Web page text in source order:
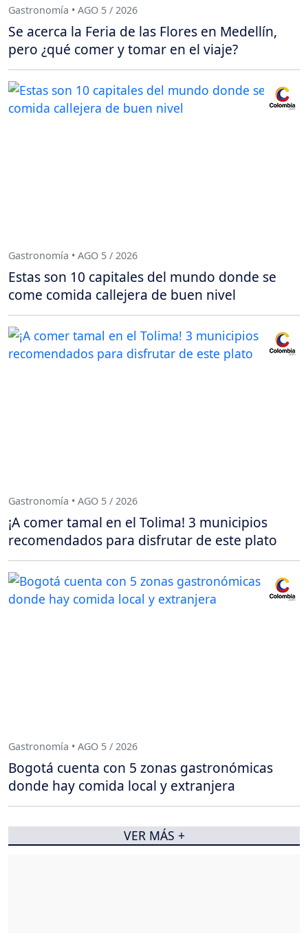
Gastronomía • AGO 5 / 2026
Se acerca la Feria de las Flores en Medellín,
pero ¿qué comer y tomar en el viaje?
Gastronomía • AGO 5 / 2026
Estas son 10 capitales del mundo donde se
come comida callejera de buen nivel
Gastronomía • AGO 5 / 2026
¡A comer tamal en el Tolima! 3 municipios
recomendados para disfrutar de este plato
Gastronomía • AGO 5 / 2026
Bogotá cuenta con 5 zonas gastronómicas
donde hay comida local y extranjera
VER MÁS +